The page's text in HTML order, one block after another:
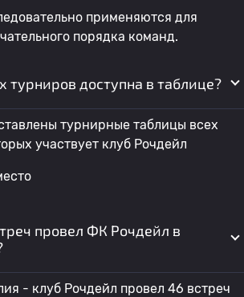
применяются для
порядка команд.
турниров доступна в таблице?
турнирные таблицы всех
участвует клуб Рочдейл
провел ФК Рочдейл в
- клуб Рочдейл провел 46 встреч